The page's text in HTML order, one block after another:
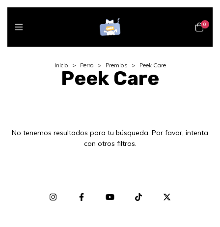
0
Inicio > Perro > Premios > Peek Care
Peek Care
No tenemos resultados para tu búsqueda. Por favor, intenta
con otros filtros.